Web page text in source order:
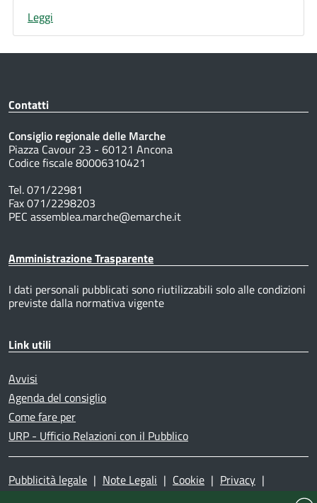
Leggi
Contatti
Consiglio regionale delle Marche
Piazza Cavour 23 - 60121 Ancona
Codice fiscale 80006310421
Tel. 071/22981
Fax 071/2298203
PEC assemblea.marche@emarche.it
Amministrazione Trasparente
I dati personali pubblicati sono riutilizzabili solo alle condizioni
previste dalla normativa vigente
Link utili
Avvisi
Agenda del consiglio
Come fare per
URP - Ufficio Relazioni con il Pubblico
Pubblicità legale | Note Legali | Cookie | Privacy |